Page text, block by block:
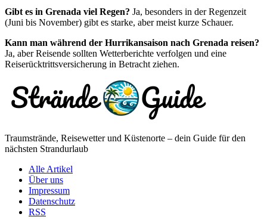
Gibt es in Grenada viel Regen? Ja, besonders in der Regenzeit
(Juni bis November) gibt es starke, aber meist kurze Schauer.
Kann man während der Hurrikansaison nach Grenada reisen?
Ja, aber Reisende sollten Wetterberichte verfolgen und eine
Reiserücktrittsversicherung in Betracht ziehen.
Traumstrände, Reisewetter und Küstenorte – dein Guide für den
nächsten Strandurlaub
Alle Artikel
Über uns
Impressum
Datenschutz
RSS